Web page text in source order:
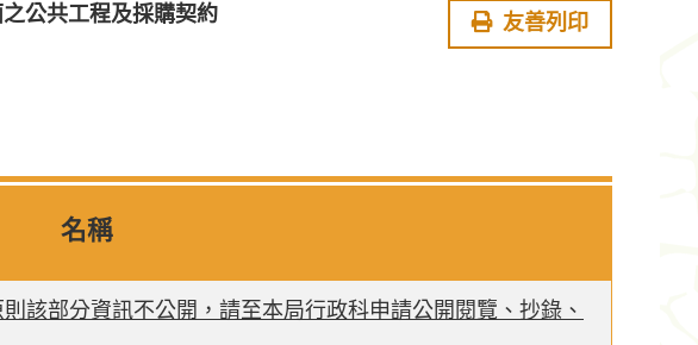
公共工程及採購契約 友善列印
名稱
該部分資訊不公開，請至本局行政科申請公開閱覽、抄錄、